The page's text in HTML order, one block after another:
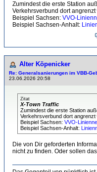
Zumindest die erste Station
Verkehrsverbund dort
Beispiel Sachsen: VVO-
Beispiel Sachsen-Anhalt:
Alter Köpenicker
Re: Generalsanierungen im VBB-
23.06.2026 20:58
Zitat
X-Town Traffic
Zumindest die erste Station
Verkehrsverbund dort angrenzt
Beispiel Sachsen: VVO-
Beispiel Sachsen-Anhalt:
Die von Dir geforderten
nicht zu finden. Oder sollen